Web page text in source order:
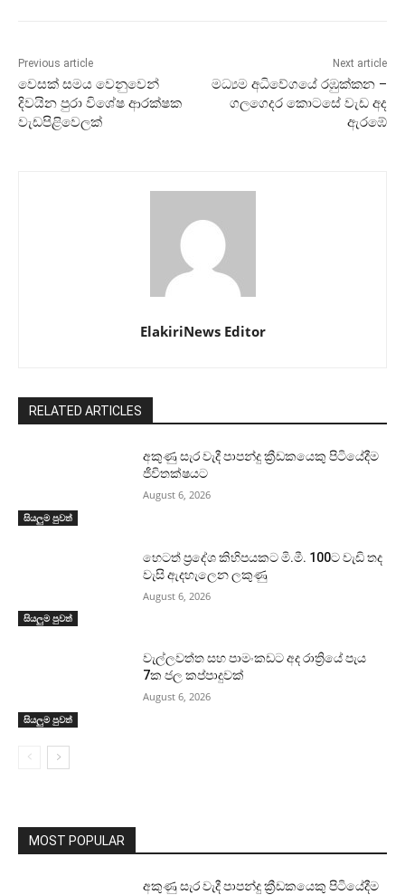
Previous article
වෙසක් සමය වෙනුවෙන්
දිවයින පුරා විශේෂ ආරක්ෂක
වැඩපිළිවෙලක්
Next article
මධ්‍යම අධිවේගයේ රඹුක්කන –
ගලගෙදර කොටසේ වැඩ අද
ඇරඹේ
ElakiriNews Editor
RELATED ARTICLES
සියලුම පුවත්
අකුණු සැර වැදී පාපන්දු ක්‍රීඩකයෙකු පිටියේදීම
ජීවිතක්ෂයට
August 6, 2026
සියලුම පුවත්
හෙටත් ප්‍රදේශ කිහිපයකට මි.මී. 100ට වැඩි තද
වැසි ඇදහැලෙන ලකුණු
August 6, 2026
සියලුම පුවත්
වැල්ලවත්ත සහ පාමංකඩට අද රාත්‍රියේ පැය
7ක ජල කප්පාදුවක්
August 6, 2026
MOST POPULAR
අකුණු සැර වැදී පාපන්දු ක්‍රීඩකයෙකු පිටියේදීම